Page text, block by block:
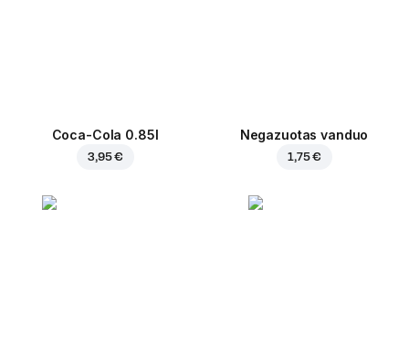
Coca-Cola 0.85l
3,95 €
Negazuotas vanduo
1,75 €